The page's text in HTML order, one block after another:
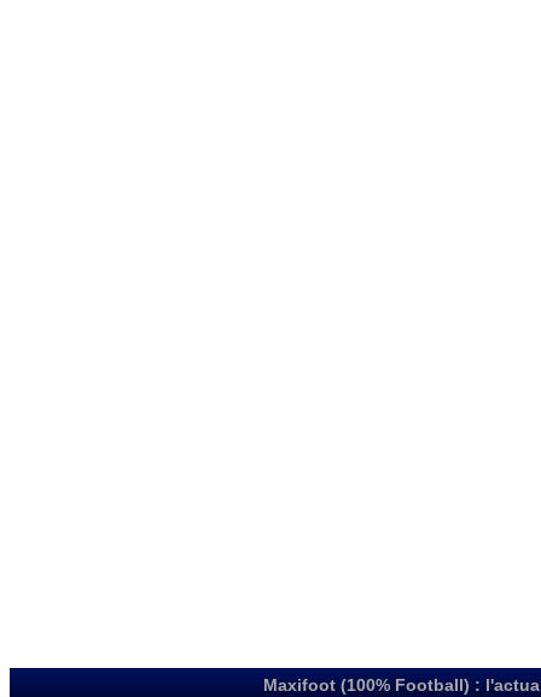
Maxifoot (100% Football) :